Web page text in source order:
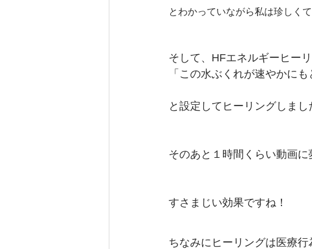
とわかっていながら私は珍しく
そして、HFエネルギーヒー
「この水ぶくれが速やかにも
と設定してヒーリングしまし
そのあと１時間くらい動画
すさまじい効果ですね！
ちなみにヒーリングは医療